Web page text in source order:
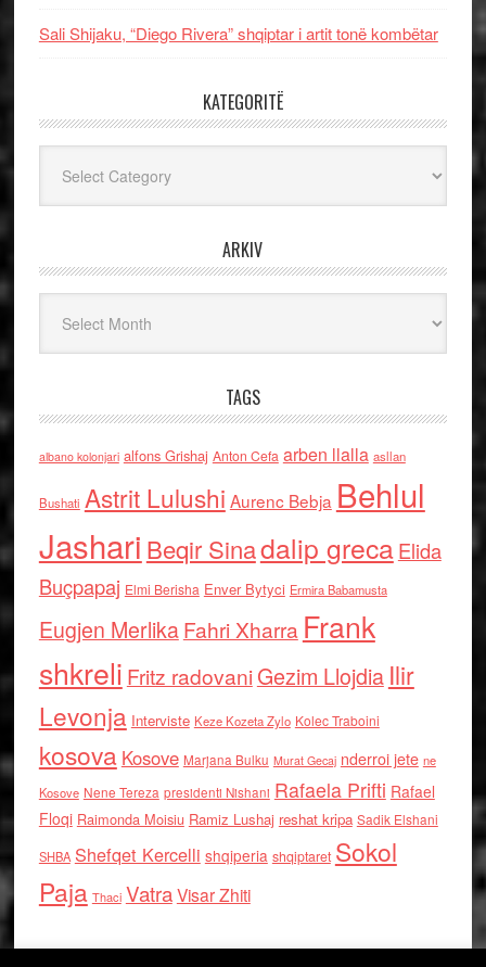
Sali Shijaku, “Diego Rivera” shqiptar i artit tonë kombëtar
KATEGORITË
ARKIV
TAGS
albano kolonjari alfons Grishaj Anton Cefa arben llalla asllan
Bushati Astrit Lulushi Aurenc Bebja Behlul
Jashari Beqir Sinadalip grecaElida
Buçpapaj Elmi Berisha Enver Bytyci Ermira Babamusta
Eugjen MerlikaFahri Xharra Frank
shkreli Fritz radovaniGezim Llojdia Ilir
Levonja Interviste Keze Kozeta Zylo Kolec Traboini
kosova Kosove Marjana Bulku Murat Gecaj nderroi jete ne
Kosove Nene Tereza presidenti Nishani Rafaela Prifti Rafael
Floqi Raimonda Moisiu Ramiz Lushaj reshat kripa Sadik Elshani
SHBA Shefqet Kercelli shqiperia shqiptaret Sokol
Paja Thaci VatraVisar Zhiti